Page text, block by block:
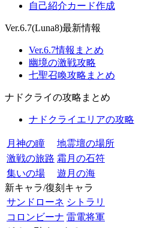
自己紹介カード作成
Ver.6.7(Luna8)最新情報
Ver.6.7情報まとめ
幽境の激戦攻略
七聖召喚攻略まとめ
ナドクライの攻略まとめ
ナドクライエリアの攻略
月神の瞳
地霊壇の場所
激戦の旅路 霜月の石符
集いの場
遊月の海
新キャラ/復刻キャラ
サンドローネ シトラリ
コロンビーナ 雷電将軍